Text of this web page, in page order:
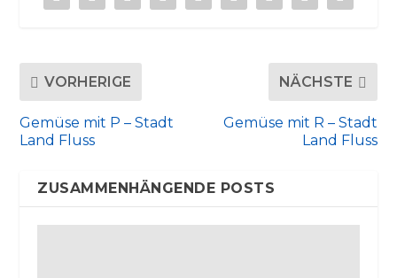
VORHERIGE
Gemüse mit P – Stadt
Land Fluss
NÄCHSTE
Gemüse mit R – Stadt
Land Fluss
ZUSAMMENHÄNGENDE POSTS